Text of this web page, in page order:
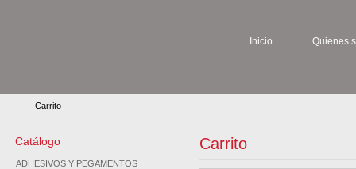
Inicio Quienes
Carrito
Catálogo
ADHESIVOS Y PEGAMENTOS
Carrito